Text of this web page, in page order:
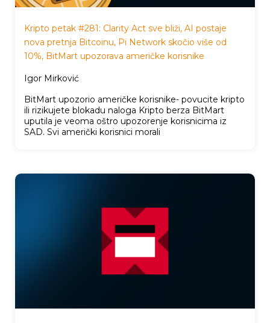
Kripto petak #281: Clarity Act sve bliži, AI postaje
nova pretnja Bitcoinu, Pi Network skočio više od
10%, BitMart upozorava američke korisnike
Igor Mirković
BitMart upozorio američke korisnike- povucite kripto
ili rizikujete blokadu naloga Kripto berza BitMart
uputila je veoma oštro upozorenje korisnicima iz
SAD. Svi američki korisnici morali